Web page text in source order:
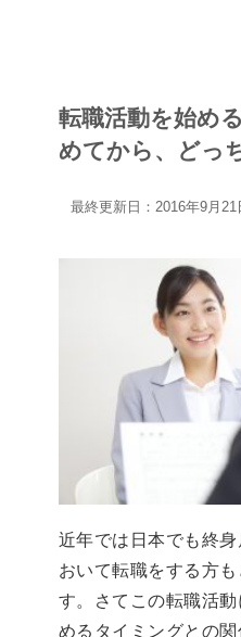
転職活動を始め
めてから、どっ
最終更新日：2016年9月21
近年では日本でも終
おいて転職をする方
す。さてこの転職活
めるタイミングとの関